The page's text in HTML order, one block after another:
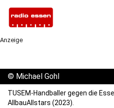
Anzeige
© Michael Gohl
TUSEM-Handballer gegen die
AllbauAllstars (2023).